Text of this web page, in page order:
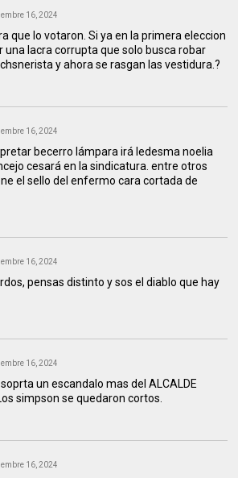
16, 2024
que lo votaron. Si ya en la primera eleccion
una lacra corrupta que solo busca robar
y ahora se rasgan las vestidura.?
16, 2024
becerro lámpara irá ledesma noelia
cesará en la sindicatura. entre otros
el sello del enfermo cara cortada de
16, 2024
pensas distinto y sos el diablo que hay
16, 2024
un escandalo mas del ALCALDE
simpson se quedaron cortos.
16, 2024